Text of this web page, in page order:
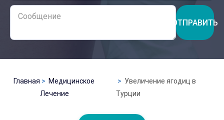
ОТПРАВИТЬ
Главная
Медицинское
Лечение
Увеличение ягодиц в
Турции